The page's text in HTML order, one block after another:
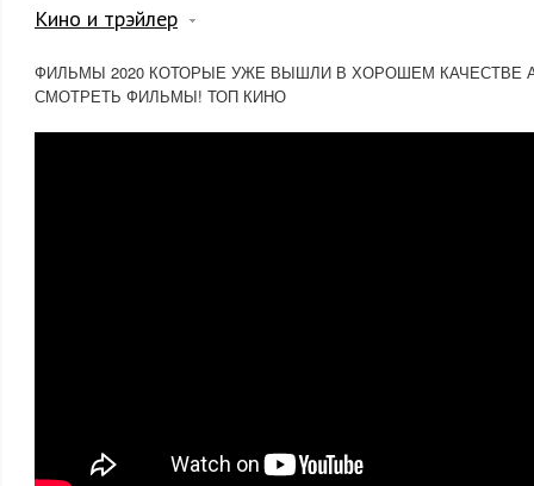
Кино и трэйлер
ФИЛЬМЫ 2020 КОТОРЫЕ УЖЕ ВЫШЛИ В ХОРОШЕМ КАЧЕСТВЕ
СМОТРЕТЬ ФИЛЬМЫ! ТОП КИНО